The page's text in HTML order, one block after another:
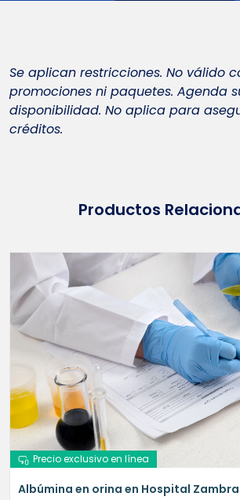
Se aplican restricciones. No válido
promociones ni paquetes. Agenda
disponibilidad. No aplica para
créditos.
Productos
Precio exclusivo en línea
Albúmina en orina en Hospital